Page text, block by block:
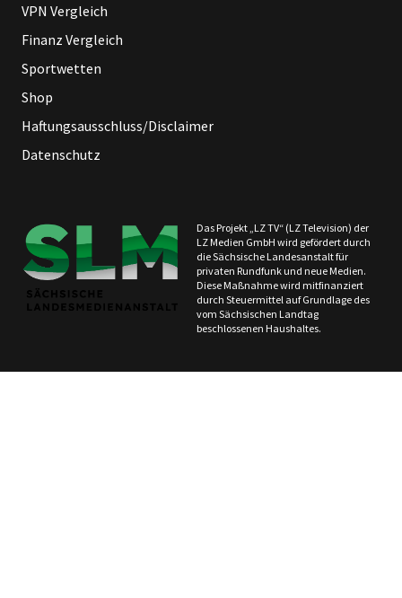
VPN Vergleich
Finanz Vergleich
Sportwetten
Shop
Haftungsausschluss/Disclaimer
Datenschutz
Das Projekt „LZ TV“ (LZ Television) der
LZ Medien GmbH wird gefördert durch
die Sächsische Landesanstalt für
privaten Rundfunk und neue Medien.
Diese Maßnahme wird mitfinanziert
durch Steuermittel auf Grundlage des
vom Sächsischen Landtag
beschlossenen Haushaltes.